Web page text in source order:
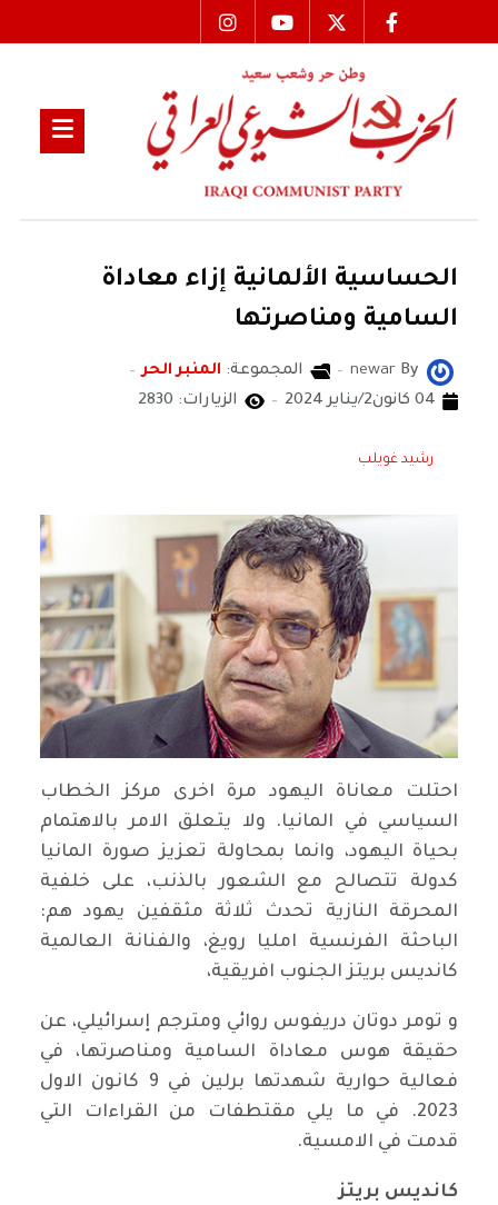
الحساسية الألمانية إزاء معاداة
السامية ومناصرتها
By
newar المجموعة: المنبر الحر
04 كانون2/يناير 2024
الزيارات: 2830
رشيد غويلب
احتلت معاناة اليهود مرة اخرى مركز الخطاب
السياسي في المانيا. ولا يتعلق الامر بالاهتمام
بحياة اليهود، وانما بمحاولة تعزيز صورة المانيا
كدولة تتصالح مع الشعور بالذنب، على خلفية
المحرقة النازية تحدث ثلاثة مثقفين يهود هم:
الباحثة الفرنسية امليا رويغ، والفنانة العالمية
كانديس بريتز الجنوب افريقية،
و تومر دوتان دريفوس روائي ومترجم إسرائيلي، عن
حقيقة هوس معاداة السامية ومناصرتها، في
فعالية حوارية شهدتها برلين في 9 كانون الاول
2023. في ما يلي مقتطفات من القراءات التي
قدمت في الامسية.
كانديس بريتز